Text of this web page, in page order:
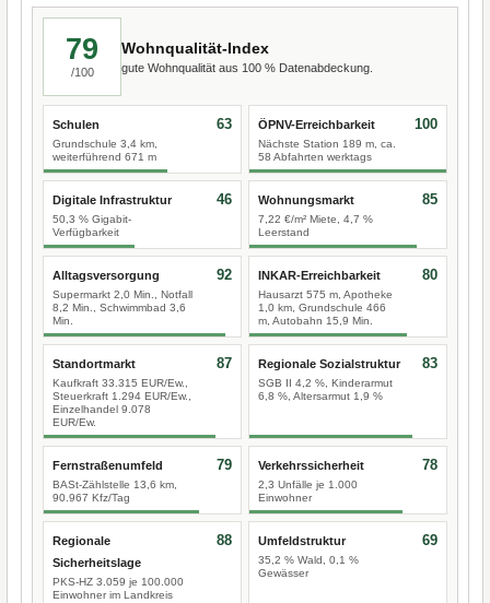
79
/100
Wohnqualität-Index
gute Wohnqualität aus 100 % Datenabdeckung.
Schulen
Grundschule 3,4 km,
weiterführend 671 m
63 ÖPNV-Erreichbarkeit
Nächste Station 189 m, ca.
58 Abfahrten werktags
100
Digitale Infrastruktur
50,3 % Gigabit-
Verfügbarkeit
46 Wohnungsmarkt
7,22 €/m² Miete, 4,7 %
Leerstand
85
Alltagsversorgung
Supermarkt 2,0 Min., Notfall
8,2 Min., Schwimmbad 3,6
Min.
92 INKAR-Erreichbarkeit
Hausarzt 575 m, Apotheke
1,0 km, Grundschule 466
m, Autobahn 15,9 Min.
80
Standortmarkt
Kaufkraft 33.315 EUR/Ew.,
Steuerkraft 1.294 EUR/Ew.,
Einzelhandel 9.078
EUR/Ew.
87 Regionale Sozialstruktur
SGB II 4,2 %, Kinderarmut
6,8 %, Altersarmut 1,9 %
83
Fernstraßenumfeld
BASt-Zählstelle 13,6 km,
90.967 Kfz/Tag
79 Verkehrssicherheit
2,3 Unfälle je 1.000
Einwohner
78
Regionale
Sicherheitslage
PKS-HZ 3.059 je 100.000
Einwohner im Landkreis
88 Umfeldstruktur
35,2 % Wald, 0,1 %
Gewässer
69